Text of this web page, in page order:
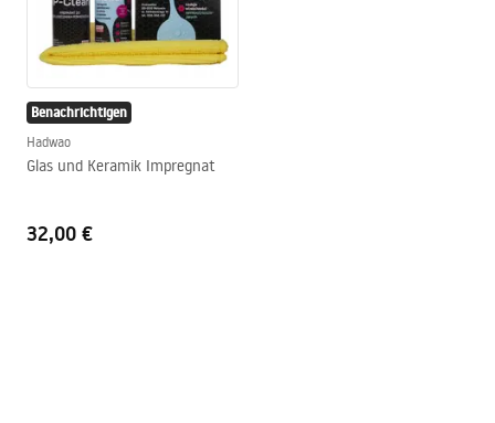
Benachrichtigen
Hadwao
Glas und Keramik Impregnat
32,00 €